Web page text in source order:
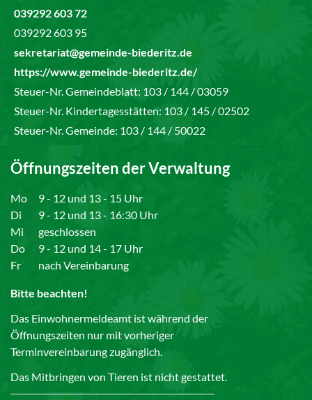
039292 603 72
039292 603 95
sekretariat@gemeinde-biederitz.de
https://www.gemeinde-biederitz.de/
Steuer-Nr. Gemeindeblatt: 103 / 144 / 03059
Steuer-Nr. Kindertagesstätten: 103 / 145 / 02502
Steuer-Nr. Gemeinde: 103 / 144 / 50022
Öffnungszeiten der Verwaltung
Mo
9 - 12 und 13 - 15 Uhr
Di
9 - 12 und 13 - 16:30 Uhr
Mi
geschlossen
Do
9 - 12 und 14 - 17 Uhr
Fr
nach Vereinbarung
Bitte beachten!
Das Einwohnermeldeamt ist während der
Öffnungszeiten nur mit vorheriger
Terminvereinbarung zugänglich.
Das Mitbringen von Tieren ist nicht gestattet.